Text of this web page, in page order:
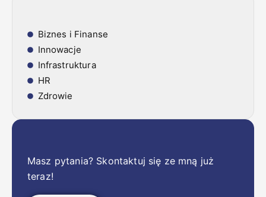
Biznes i Finanse
Innowacje
Infrastruktura
HR
Zdrowie
Masz pytania? Skontaktuj się ze mną już
teraz!